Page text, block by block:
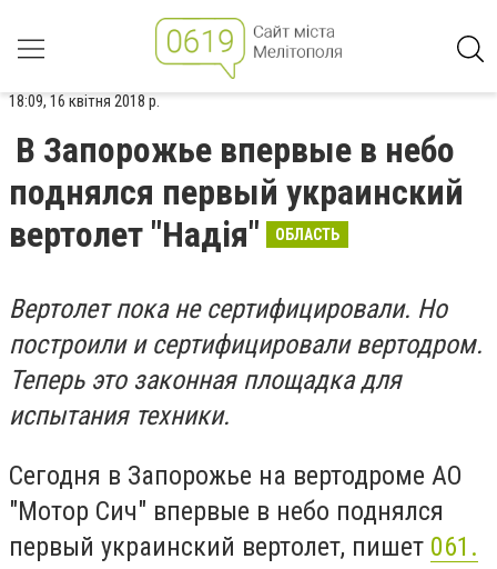
18:09, 16 квітня 2018 р.
В Запорожье впервые в небо
поднялся первый украинский
вертолет "Надія"
ОБЛАСТЬ
Вертолет пока не сертифицировали. Но
построили и сертифицировали вертодром.
Теперь это законная площадка для
испытания техники.
Сегодня в Запорожье на вертодроме АО
"Мотор Сич" впервые в небо поднялся
первый украинский вертолет, пишет 061.